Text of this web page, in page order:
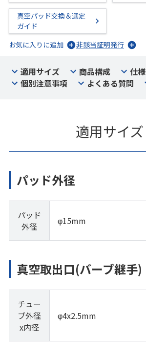
真空パッド交換＆選定
ガイド
お気に入りに追加
非該当証明発行
適用サイズ 商品構成 仕様
個別注意事項
よくある質問
適用サイズ
パッド外径
パッド
外径
φ15mm
真空取出口(バーブ継手)
チュー
ブ外径
x内径
φ4x2.5mm